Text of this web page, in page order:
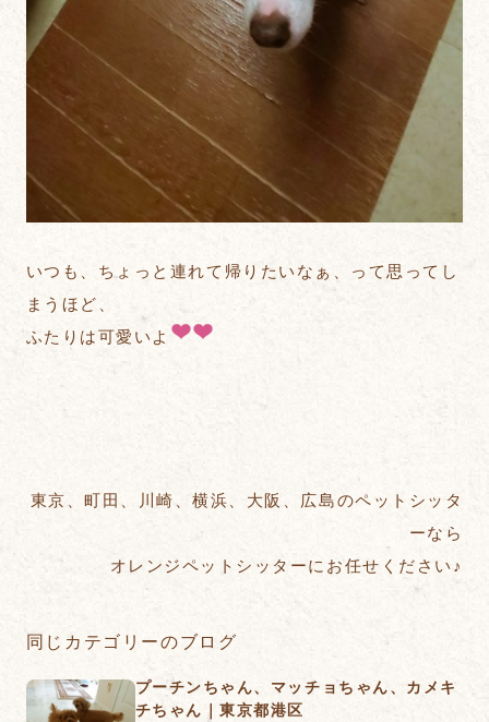
いつも、ちょっと連れて帰りたいなぁ、って思ってし
まうほど、
ふたりは可愛いよ
東京、町田、川崎、横浜、大阪、広島のペットシッタ
ーなら
オレンジペットシッターにお任せください♪
同じカテゴリーのブログ
プーチンちゃん、マッチョちゃん、カメキ
チちゃん｜東京都港区